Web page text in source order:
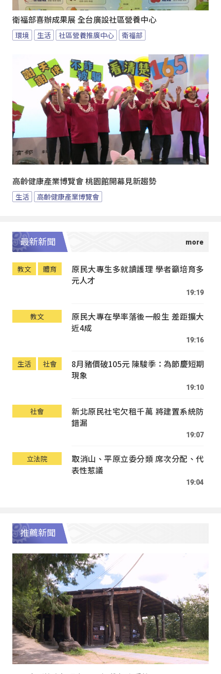
衛福部喜辦成果展 全台廣設社區營養中心
環境 生活 社區營養推廣中心 衛福部
高齡健康產業博覽會 桃園館開幕見新趨勢
生活 高齡健康產業博覽會
最新新聞
教文 體育
原民大專生多就讀護理 學者籲培育多
元人才
19:19
教文
原民大專在學率落後一般生 差距擴大
近4成
19:16
生活 社會
8月豬價破105元 陳駿季：為節慶短期
現象
19:10
社會
新北原民社宅欠租千萬 將建置系統防
錯漏
19:07
立法院
取消山、平原立委分類 席次分配、代
表性惹議
19:04
推薦新聞